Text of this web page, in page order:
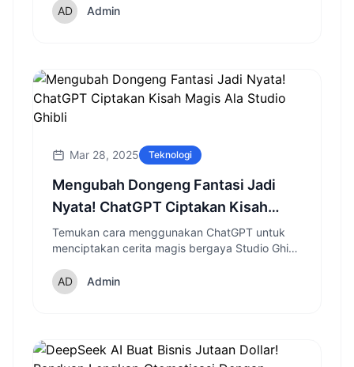
Admin
Mar 28, 2025 Teknologi
Mengubah Dongeng Fantasi Jadi
Nyata! ChatGPT Ciptakan Kisah
Magis Ala Studio Ghibli
Temukan cara menggunakan ChatGPT untuk
menciptakan cerita magis bergaya Studio Ghibli
sentuhan kecerdasan buatan modern.
Admin